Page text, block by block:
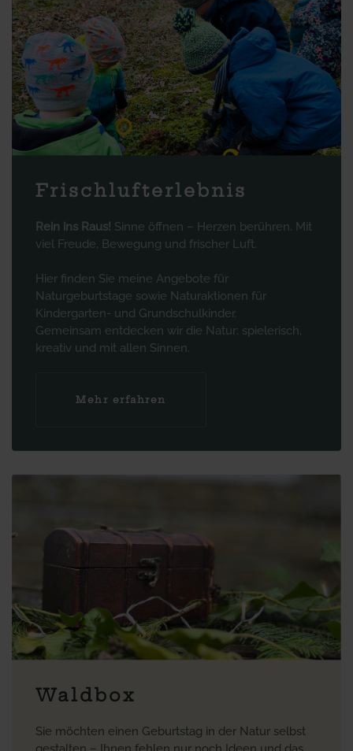
Frischlufterlebnis
Rein ins Raus! Sinne öffnen – Herzen berühren. Mit
viel Freude, Bewegung und frischer Luft.
Hier finden Sie meine Angebote für
Naturgeburtstage sowie Naturaktionen für
Kindergarten- und Grundschulkinder.
Gemeinsam entdecken wir die Natur: spielerisch,
kreativ und mit allen Sinnen.
Mehr erfahren
Waldbox
Sie möchten einen Geburtstag in der Natur selbst
gestalten – Ihnen fehlen nur noch Ideen und das